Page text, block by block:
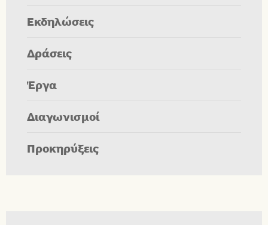
Εκδηλώσεις
Δράσεις
Έργα
Διαγωνισμοί
Προκηρύξεις